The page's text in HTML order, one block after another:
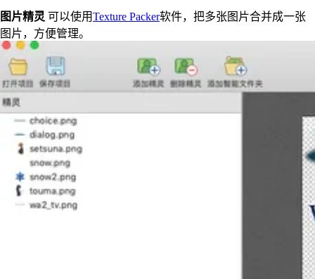
图片精灵 可以使用Texture Packer软件，把多张图片合并成一张
图片，方便管理。